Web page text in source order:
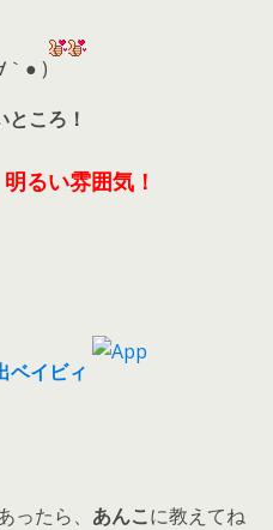
｀● )
ころ！
るい雰囲気！
イビィ
たら、 あんこに教えてね